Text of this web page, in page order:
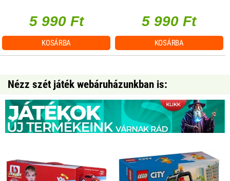
5 990 Ft
KOSÁRBA
5 990 Ft
KOSÁRBA
Nézz szét játék webáruházunkban is: